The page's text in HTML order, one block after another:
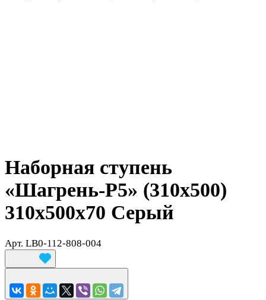
Наборная ступень
«Шагрень-Р5» (310х500)
310x500x70 Серый
Арт. LB0-112-808-004